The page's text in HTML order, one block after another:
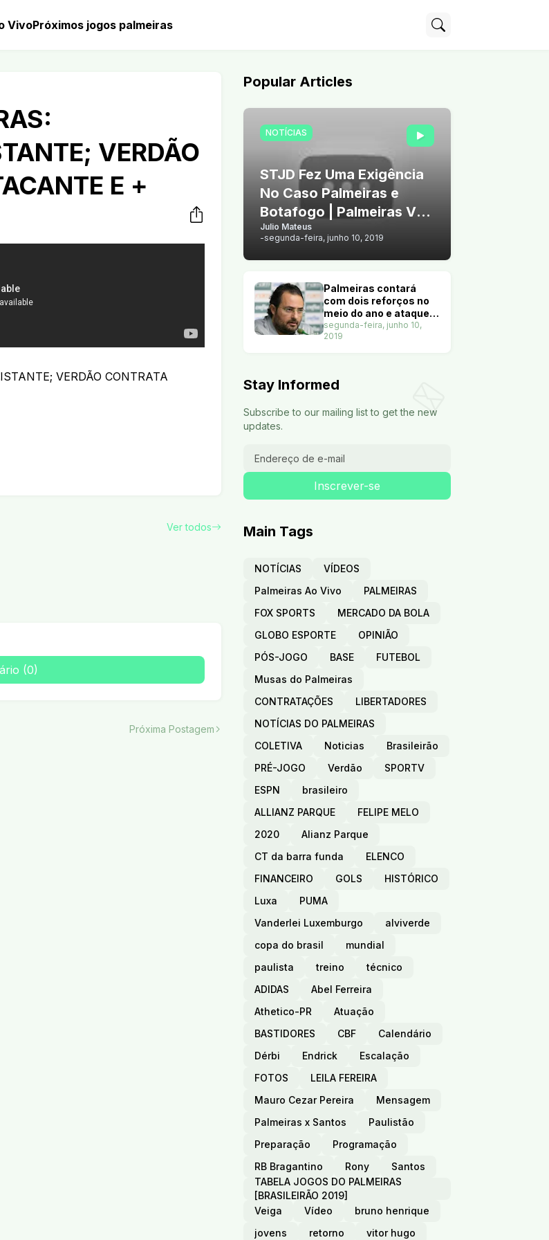
VivoPróximos jogos palmeiras
VERDÃO
E +
VERDÃO CONTRATA
Ver todos
(0)
Próxima Postagem
Popular Articles
NOTÍCIAS
STJD Fez Uma Exigência
No Caso Palmeiras e
Botafogo | Palmeiras Vê
Chance de Vender Arthur
Julio Mateus
-segunda-feira, junho 10, 2019
Palmeiras contará
com dois reforços no
meio do ano e ataque
terá nove opções. Veja
segunda-feira, junho 10,
2019
Stay Informed
Subscribe to our mailing list to get the new
updates.
Main Tags
NOTÍCIAS
VÍDEOS
Palmeiras Ao Vivo
PALMEIRAS
FOX SPORTS
MERCADO DA BOLA
GLOBO ESPORTE
OPINIÃO
PÓS-JOGO
BASE
FUTEBOL
Musas do Palmeiras
CONTRATAÇÕES
LIBERTADORES
NOTÍCIAS DO PALMEIRAS
COLETIVA
Noticias
Brasileirão
PRÉ-JOGO
Verdão
SPORTV
ESPN
brasileiro
ALLIANZ PARQUE
FELIPE MELO
2020
Alianz Parque
CT da barra funda
ELENCO
FINANCEIRO
GOLS
HISTÓRICO
Luxa
PUMA
Vanderlei Luxemburgo
alviverde
copa do brasil
mundial
paulista
treino
técnico
ADIDAS
Abel Ferreira
Athetico-PR
Atuação
BASTIDORES
CBF
Calendário
Dérbi
Endrick
Escalação
FOTOS
LEILA FEREIRA
Mauro Cezar Pereira
Mensagem
Palmeiras x Santos
Paulistão
Preparação
Programação
RB Bragantino
Rony
Santos
TABELA JOGOS DO PALMEIRAS
[BRASILEIRÃO 2019]
Veiga
Vídeo
bruno henrique
jovens
retorno vitor hugo